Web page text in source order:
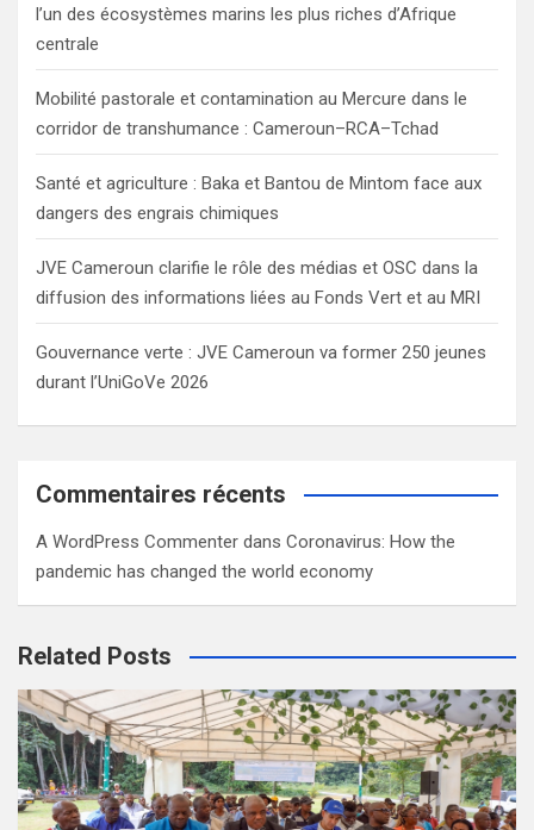
l’un des écosystèmes marins les plus riches d’Afrique
centrale
Mobilité pastorale et contamination au Mercure dans le
corridor de transhumance : Cameroun–RCA–Tchad
Santé et agriculture : Baka et Bantou de Mintom face aux
dangers des engrais chimiques
JVE Cameroun clarifie le rôle des médias et OSC dans la
diffusion des informations liées au Fonds Vert et au MRI
Gouvernance verte : JVE Cameroun va former 250 jeunes
durant l’UniGoVe 2026
Commentaires récents
A WordPress Commenter dans Coronavirus: How the
pandemic has changed the world economy
Related Posts